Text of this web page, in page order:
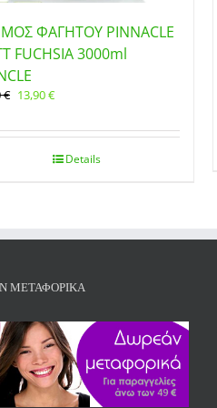
ΦΑΓΗΤΟΥ PINNACLE
FUCHSIA 3000ml
€ Original
was:
13,90€Η
τιμή
13,90 €.
Details
ΜΕΤΑΦΟΡΙΚΑ